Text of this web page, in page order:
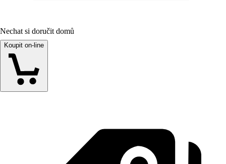
Nechat si doručit domů
Koupit on-line